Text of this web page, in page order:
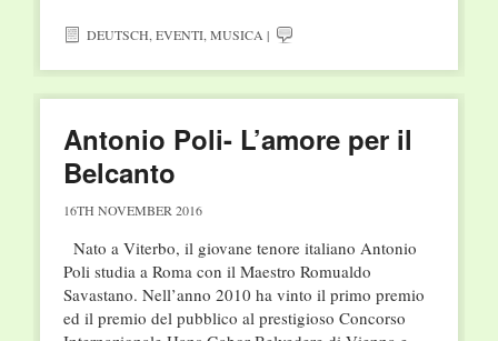
DEUTSCH EVENTI, MUSICA |
Antonio Poli- L’amore per il
Belcanto
16TH NOVEMBER 2016
Nato a Viterbo, il giovane tenore italiano Antonio
Poli studia a Roma con il Maestro Romualdo
Savastano. Nell’anno 2010 ha vinto il primo premio
ed il premio del pubblico al prestigioso Concorso